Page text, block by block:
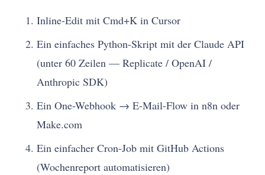
Inline-Edit mit Cmd+K in Cursor
Ein einfaches Python-Skript mit der Claude API
(unter 60 Zeilen — Replicate / OpenAI /
Anthropic SDK)
Ein One-Webhook → E-Mail-Flow in n8n oder
Make.com
Ein einfacher Cron-Job mit GitHub Actions
(Wochenreport automatisieren)